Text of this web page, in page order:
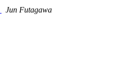
Jun Futagawa